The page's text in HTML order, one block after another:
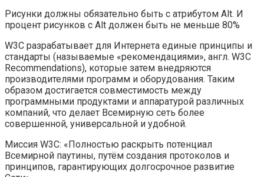
Рисунки должны обязательно быть с атрибутом Alt. И
процент рисунков с Alt должен быть не меньше 80%
W3C разрабатывает для Интернета единые принципы и
стандарты (называемые «рекомендациями», англ. W3C
Recommendations), которые затем внедряются
производителями программ и оборудования. Таким
образом достигается совместимость между
программными продуктами и аппаратурой различных
компаний, что делает Всемирную сеть более
совершенной, универсальной и удобной.
Миссия W3C: «Полностью раскрыть потенциал
Всемирной паутины, путём создания протоколов и
принципов, гарантирующих долгосрочное развитие